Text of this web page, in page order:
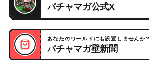
バチャマガ公式X
あなたのワールドにも設置しませんか?
バチャマガ壁新聞